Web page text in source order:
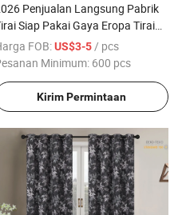
Penjualan Langsung Pabrik
Siap Pakai Gaya Eropa Tirai
Jendela untuk Kamar Tidur
FOB:US$3-5/ pcs
Minimum: 600 pcs
Kirim Permintaan